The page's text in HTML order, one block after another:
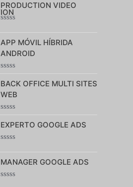
sur
5
PRODUCTION VIDEO
sur
5
APP MÓVIL HÍBRIDA
ANDROID
0
sur
5
BACK OFFICE MULTI SITES
WEB
0
5
EXPERTO GOOGLE ADS
sur
MANAGER GOOGLE ADS